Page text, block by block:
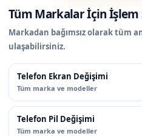
Tüm Markalar İçin İşlem
Markadan bağımsız olarak tüm
ulaşabilirsiniz.
Telefon Ekran Değişimi
Tüm marka ve modeller
Telefon Pil Değişimi
Tüm marka ve modeller